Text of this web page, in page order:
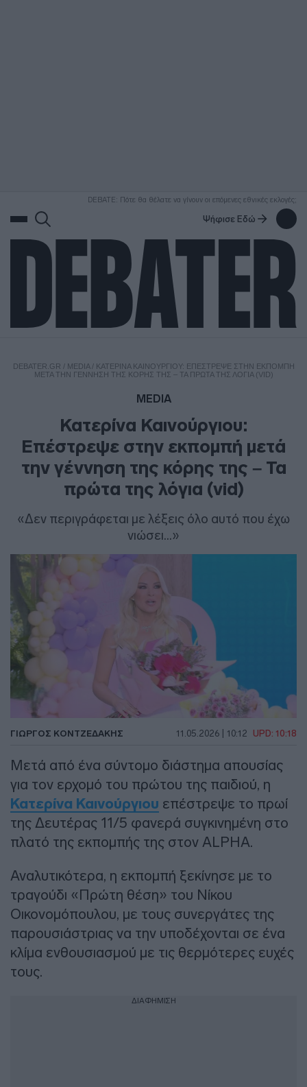
DEBATE: Πότε θα θέλατε να γίνουν οι επόμενες εθνικές εκλογές;
Ψήφισε Εδώ
DEBATER.GR / MEDIA/ ΚΑΤΕΡΊΝΑ ΚΑΙΝΟΎΡΓΙΟΥ: ΕΠΈΣΤΡΕΨΕ ΣΤΗΝ ΕΚΠΟΜΠΉ
ΜΕΤΆ ΤΗΝ ΓΈΝΝΗΣΗ ΤΗΣ ΚΌΡΗΣ ΤΗΣ – ΤΑ ΠΡΏΤΑ ΤΗΣ ΛΌΓΙΑ (VID)
MEDIA
Κατερίνα Καινούργιου:
Επέστρεψε στην εκπομπή μετά
την γέννηση της κόρης της – Τα
πρώτα της λόγια (vid)
«Δεν περιγράφεται με λέξεις όλο αυτό που έχω
νιώσει...»
ΓΙΏΡΓΟΣ ΚΟΝΤΖΕΔΆΚΗΣ 11.05.2026 | 10:12 UPD: 10:18
Μετά από ένα σύντομο διάστημα απουσίας
για τον ερχομό του πρώτου της παιδιού, η
Κατερίνα Καινούργιου επέστρεψε το πρωί
της Δευτέρας 11/5 φανερά συγκινημένη στο
πλατό της εκπομπής της στον ALPHA.
Αναλυτικότερα, η εκπομπή ξεκίνησε με το
τραγούδι «Πρώτη θέση» του Νίκου
Οικονομόπουλου, με τους συνεργάτες της
παρουσιάστριας να την υποδέχονται σε ένα
κλίμα ενθουσιασμού με τις θερμότερες ευχές
τους.
ΔΙΑΦΗΜΙΣΗ